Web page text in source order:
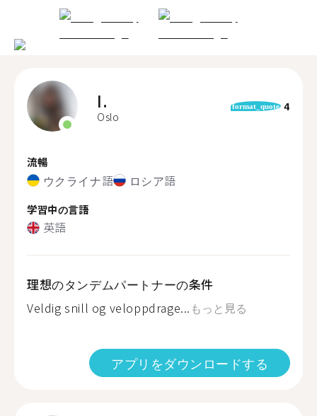
I.
Oslo
format_quote 4
流暢
ウクライナ語 ロシア語
学習中の言語
英語
理想のタンデムパートナーの条件
Veldig snill og veloppdrage... もっと見る
アプリをダウンロードする